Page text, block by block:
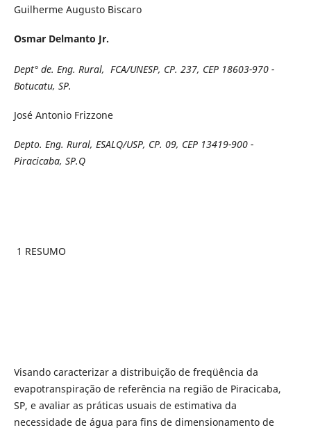
Guilherme Augusto Biscaro
Osmar Delmanto Jr.
Dept° de. Eng. Rural, FCA/UNESP, CP. 237, CEP 18603-970 -
Botucatu, SP.
José Antonio Frizzone
Depto. Eng. Rural, ESALQ/USP, CP. 09, CEP 13419-900 -
Piracicaba, SP.Q
1 RESUMO
Visando caracterizar a distribuição de freqüência da
evapotranspiração de referência na região de Piracicaba,
SP, e avaliar as práticas usuais de estimativa da
necessidade de água para fins de dimensionamento de